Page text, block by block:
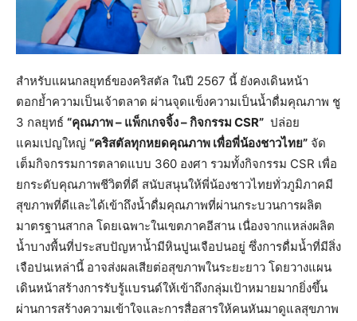
สำหรับแผนกลยุทธ์ของคริสตัล ในปี 2567 นี้ ยังคงเดินหน้า
ตอกย้ำความเป็นเจ้าตลาด ผ่านจุดแข็งความเป็นน้ำดื่มคุณภาพ ชู
3 กลยุทธ์ “คุณภาพ– แพ็กเกจจิ้ง – กิจกรรม CSR” ปล่อย
แคมเปญใหญ่ “คริสตัลทุกหยดคุณภาพ เพื่อพี่น้องชาวไทย” จัด
เต็มกิจกรรมการตลาดแบบ 360 องศา รวมทั้งกิจกรรม CSR เพื่อ
ยกระดับคุณภาพชีวิตที่ดี สนับสนุนให้พี่น้องชาวไทยทั่วภูมิภาคมี
สุขภาพที่ดีและได้เข้าถึงน้ำดื่มคุณภาพที่ผ่านกระบวนการผลิต
มาตรฐานสากล โดยเฉพาะในเขตภาคอีสาน เนื่องจากแหล่งผลิต
น้ำบางพื้นที่ประสบปัญหาน้ำมีหินปูนเจือปนอยู่ ซึ่งการดื่มน้ำที่มีสิ่ง
เจือปนเหล่านี้ อาจส่งผลเสียต่อสุขภาพในระยะยาว โดยวางแผน
เดินหน้าสร้างการรับรู้แบรนด์ให้เข้าถึงกลุ่มเป้าหมายมากยิ่งขึ้น
ผ่านการสร้างความเข้าใจและการสื่อสารให้คนหันมาดูแลสุขภาพ